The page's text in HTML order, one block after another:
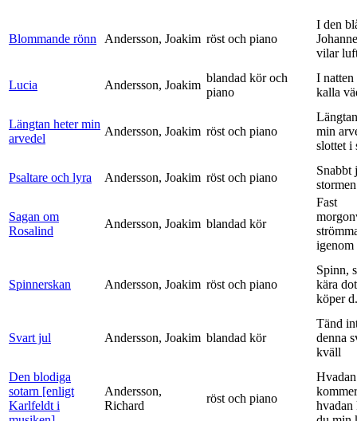
Blommande rönn Andersson, Joakim röst och piano
I den
vilar
Lucia Andersson, Joakim
blandad kör och
piano
I natten
kalla
Längtan heter min
arvedel
Andersson, Joakim röst och piano
min
slottet i
Psaltare och lyra Andersson, Joakim röst och piano
Snabbt
Sagan om
Rosalind
Andersson, Joakim blandad kör
Fast
igenom
Spinnerskan Andersson, Joakim röst och piano
Spinn,
kära
köper
Svart jul Andersson, Joakim blandad kör
Tänd
denna
kväll
Den blodiga
sotarn [enligt
Karlfeldt i
Andersson,
Richard
röst och piano
Hvadan
hvadan